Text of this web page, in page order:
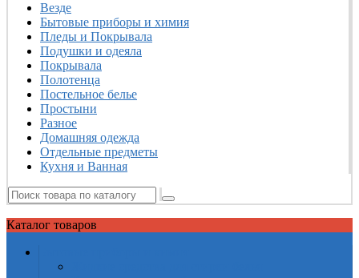
Везде
Бытовые приборы и химия
Пледы и Покрывала
Подушки и одеяла
Покрывала
Полотенца
Постельное белье
Простыни
Разное
Домашняя одежда
Отдельные предметы
Кухня и Ванная
Каталог товаров